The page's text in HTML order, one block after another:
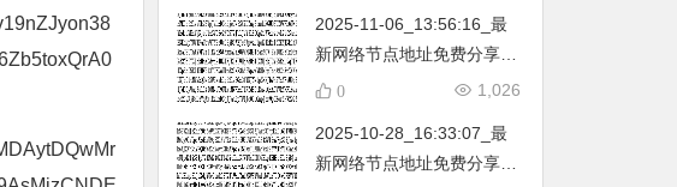
韩国|新加坡|台湾|马来西亚|
…
2025-11-06_13:56:16_最
新网络节点地址免费分享…
不定期更新…开放免费分享
韩国|新加坡|台湾|马来西亚|
…
1,026
0
2025-10-28_16:33:07_最
新网络节点地址免费分享…